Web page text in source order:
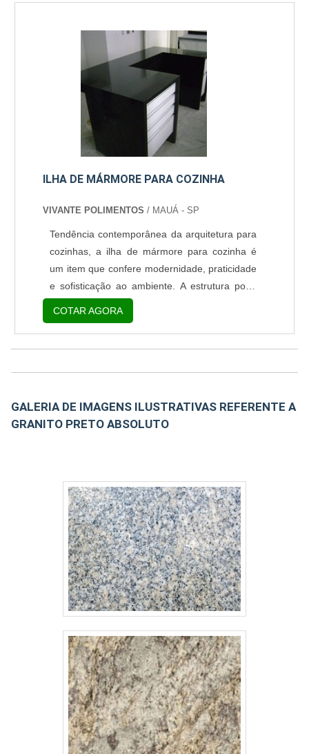
Variedade de modelos encontrados no
mercado O mármore ainda pode ser do tipo
travertino, uma rocha ornamental natural e....
ILHA DE MÁRMORE PARA COZINHA
VIVANTE POLIMENTOS / MAUÁ - SP
Tendência contemporânea da arquitetura para
cozinhas, a ilha de mármore para cozinha é
um item que confere modernidade, praticidade
e sofisticação ao ambiente. A estrutura pode
contribuir para integrar espaços diversos da
residência, além de ser útil para possibilitar o
preparo de refeições rápidas, entre outras
higienização; Ótimo apelo estético; Aumento
a....
COTAR AGORA
GALERIA DE IMAGENS ILUSTRATIVAS REFERENTE A
GRANITO PRETO ABSOLUTO